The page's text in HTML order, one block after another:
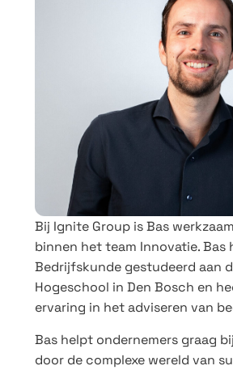
Bij Ignite Group is Bas
binnen het team Innovatie. Bas
Bedrijfskunde gestudeerd aan
Hogeschool in Den Bosch en
ervaring in het adviseren van
Bas helpt ondernemers graag
door de complexe wereld van